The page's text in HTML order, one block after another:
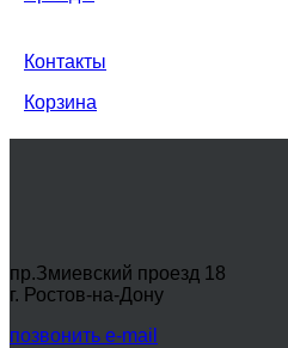
Контакты
Корзина
пр.Змиевский проезд 18
г. Ростов-на-Дону
позвонить e-mail